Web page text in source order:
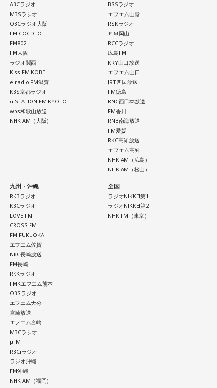
三輪田：いろんな方の安寧を願って、くじを引いてもらっ
て、それに通ずる授与品、縁起物を皆様に喜んでいただく、
といった形で行っていたと聞いております。
寺内：それが宝くじのルーツになったんだ。さらに、強運御
守まであったらそれは人気になるわ。
小林：ここで強運御守を買って、その年の色の何かを身につ
けて、銀座のよく出る場所みたいなとこ行ってね。
寺内：チャンスセンターね（笑）。
小林：他に芝大神宮さんの見どころはありますか？
三輪田：「衣服を増やす千木筥(ちぎばこ)」というものがある
のですが、社殿の屋根のサイドに飛び出している部分を「千
木」というんです。千木筥は当宮ならではのものなのです
が、千木の端材を使っているんです。
※社殿の屋根に造作された千木。
寺内：あの飾りみたいなやつですね。
三輪田：江戸時代、縁起物として江戸の商人が餅器(もちき)に
餅を入れて運ぶ習わしがあったのですが、それが千木筥で、
千を着るという「ちぎ」になぞらえまして「衣服が1000着増
えます」という、女性にとって衣服が増えることは「幸せに
なる」ということを表してございまして、良縁が生まれると
云われております。授与品として頒布もしております。
＜8月13日(木)のTOPICS＞
リサーチテーマは「夏のどうでもいい575」
今年の夏について、575にしたためてみませんか？
どうでもいいことでオーケー！
メールはanna@bayfm.co.jp でお待ちしています。
9時台はトレンド独自解説「ミラクルワード」
10時台は旬な食材を紹介する「ヤマサデイリーティップス」
お宅のにゃんこが登場する「11時のにゃんこ」もお楽しみ
miracle!!
BAYFM 午前中のワイドプログラム。月～木朝9時から！
毎日にシゲキとイロドリを！ANNAがキラキラの音楽と
おしゃべりをお届けしています。
毎週月～木曜日9:00～11:59
DJ：ANNA
mail:anna@bayfm.co.jp
X:＠BAYFM_miracle
月曜の放送を聴く
ABCラジオ
MBSラジオ
OBCラジオ大阪
FM COCOLO
FM802
FM大阪
ラジオ関西
Kiss FM KOBE
e-radio FM滋賀
KBS京都ラジオ
α-STATION FM KYOTO
wbs和歌山放送
NHK AM（大阪）
BSSラジオ
エフエム山陰
RSKラジオ
ＦＭ岡山
RCCラジオ
広島FM
KRY山口放送
エフエム山口
JRT四国放送
FM徳島
RNC西日本放送
FM香川
RNB南海放送
FM愛媛
RKC高知放送
エフエム高知
NHK AM（広島）
NHK AM（松山）
九州・沖縄
RKBラジオ
KBCラジオ
LOVE FM
CROSS FM
FM FUKUOKA
エフエム佐賀
NBC長崎放送
FM長崎
RKKラジオ
FMKエフエム熊本
OBSラジオ
エフエム大分
宮崎放送
エフエム宮崎
MBCラジオ
μFM
RBCiラジオ
ラジオ沖縄
FM沖縄
NHK AM（福岡）
全国
ラジオNIKKEI第1
ラジオNIKKEI第2
NHK FM（東京）